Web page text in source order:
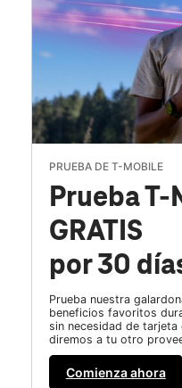
PRUEBA DE T-MOBILE
Prueba
GRATIS
por 30
Prueba nuestra
beneficios favoritos
sin necesidad de
diremos a tu otro
Comienza ahora